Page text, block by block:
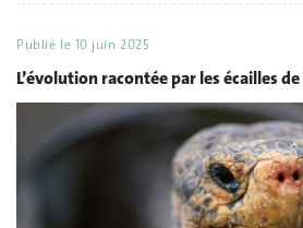
Publié le 10 juin 2025
L’évolution racontée par les écailles